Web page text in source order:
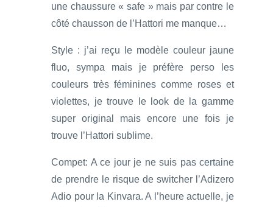
une chaussure « safe » mais par contre le
côté chausson de l’Hattori me manque…
Style : j’ai reçu le modèle couleur jaune
fluo, sympa mais je préfère perso les
couleurs très féminines comme roses et
violettes, je trouve le look de la gamme
super original mais encore une fois je
trouve l’Hattori sublime.
Compet: A ce jour je ne suis pas certaine
de prendre le risque de switcher l’Adizero
Adio pour la Kinvara. A l’heure actuelle, je